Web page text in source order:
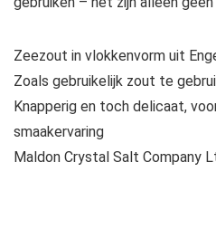
Zeezout in vlokkenvorm uit
Zoals gebruikelijk zout te
Knapperig en toch delicaat,
smaakervaring
Maldon Crystal Salt Company